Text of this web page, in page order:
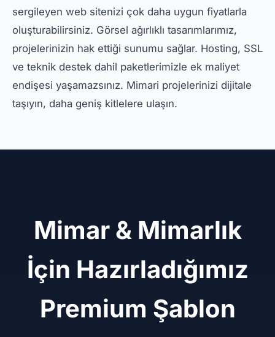
sergileyen web sitenizi çok daha uygun fiyatlarla
oluşturabilirsiniz. Görsel ağırlıklı tasarımlarımız,
projelerinizin hak ettiği sunumu sağlar. Hosting, SSL
ve teknik destek dahil paketlerimizle ek maliyet
endişesi yaşamazsınız. Mimari projelerinizi dijitale
taşıyın, daha geniş kitlelere ulaşın.
Mimar & Mimarlık
İçin Hazırladığımız
Premium Şablon